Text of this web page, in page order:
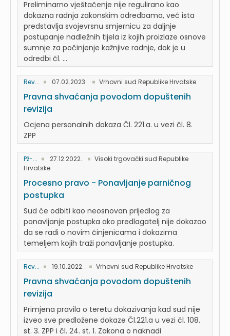
Preliminarno vještačenje nije regulirano kao
dokazna radnja zakonskim odredbama, već ista
predstavlja svojevrsnu smjernicu za daljnje
postupanje nadležnih tijela iz kojih proizlaze osnove
sumnje za počinjenje kažnjive radnje, dok je u
odredbi čl. ...
Rev... 07.02.2023. Vrhovni sud Republike Hrvatske
Pravna shvaćanja povodom dopuštenih
revizija
Ocjena personalnih dokaza Čl. 221.a. u vezi čl. 8.
ZPP
Pž-... 27.12.2022.
Visoki trgovački sud Republike
Hrvatske
Procesno pravo - Ponavljanje parničnog
postupka
Sud će odbiti kao neosnovan prijedlog za
ponavljanje postupka ako predlagatelj nije dokazao
da se radi o novim činjenicama i dokazima
temeljem kojih traži ponavljanje postupka.
Rev... 19.10.2022. Vrhovni sud Republike Hrvatske
Pravna shvaćanja povodom dopuštenih
revizija
Primjena pravila o teretu dokazivanja kad sud nije
izveo sve predložene dokaze Čl.221.a u vezi čl. 108.
st. 3. ZPP i čl. 24. st. 1. Zakona o naknadi